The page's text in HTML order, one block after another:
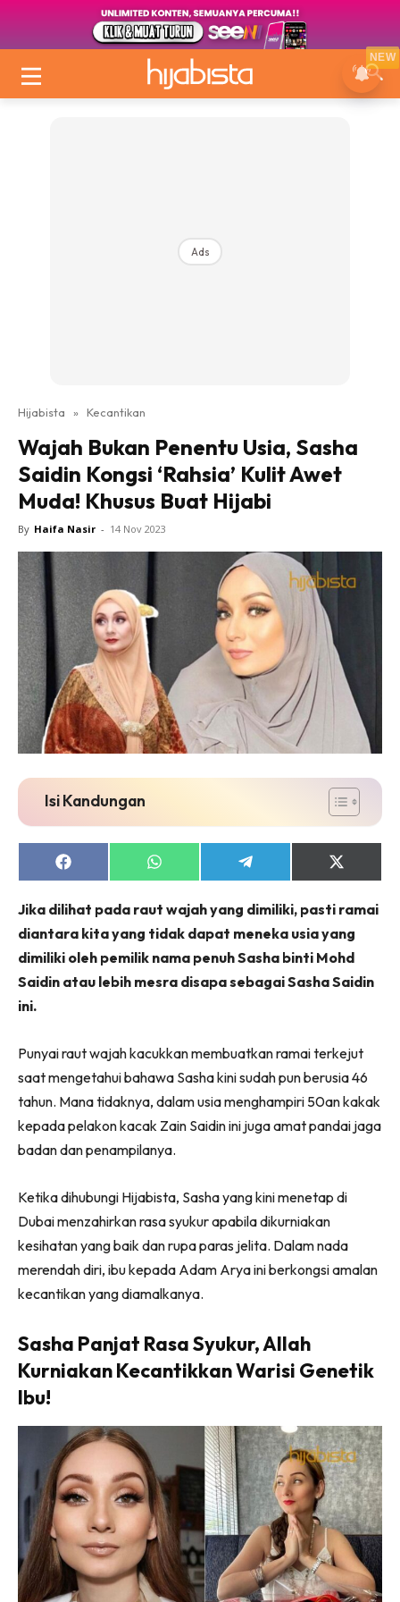
Ads
Hijabista » Kecantikan
Wajah Bukan Penentu Usia, Sasha
Saidin Kongsi ‘Rahsia’ Kulit Awet
Muda! Khusus Buat Hijabi
By Haifa Nasir - 14 Nov 2023
Isi Kandungan
Share
on
Share
on
Share
on
Share
on
(Twitter)
Jika dilihat pada raut wajah yang dimiliki, pasti ramai
diantara kita yang tidak dapat meneka usia yang
dimiliki oleh pemilik nama penuh Sasha binti Mohd
Saidin atau lebih mesra disapa sebagai Sasha Saidin
ini.
Punyai raut wajah kacukkan membuatkan ramai terkejut
saat mengetahui bahawa Sasha kini sudah pun berusia 46
tahun. Mana tidaknya, dalam usia menghampiri 50an kakak
kepada pelakon kacak Zain Saidin ini juga amat pandai jaga
badan dan penampilanya.
Ketika dihubungi Hijabista, Sasha yang kini menetap di
Dubai menzahirkan rasa syukur apabila dikurniakan
kesihatan yang baik dan rupa paras jelita. Dalam nada
merendah diri, ibu kepada Adam Arya ini berkongsi amalan
kecantikan yang diamalkanya.
Sasha Panjat Rasa Syukur, Allah
Kurniakan Kecantikkan Warisi Genetik
Ibu!
NEW